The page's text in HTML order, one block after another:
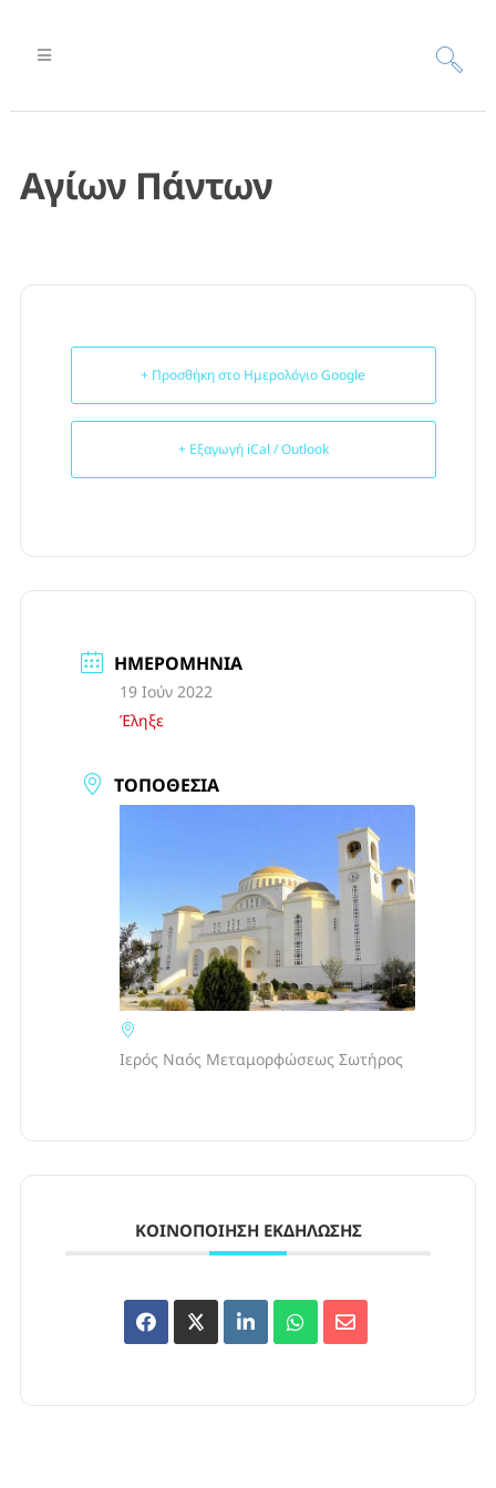
Αγίων Πάντων
+ Προσθήκη στο Ημερολόγιο Google
+ Εξαγωγή iCal / Outlook
ΗΜΕΡΟΜΗΝΊΑ
19 Ιούν 2022
Έληξε
ΤΟΠΟΘΕΣΊΑ
Ιερός Ναός Μεταμορφώσεως Σωτήρος
ΚΟΙΝΟΠΟΊΗΣΗ ΕΚΔΉΛΩΣΗΣ